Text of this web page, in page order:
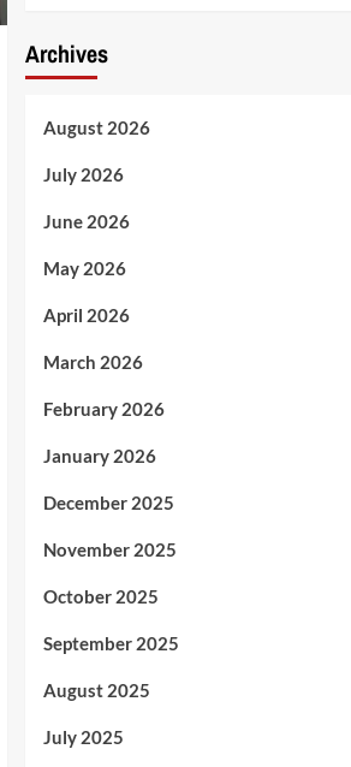
Archives
August 2026
July 2026
June 2026
May 2026
April 2026
March 2026
February 2026
January 2026
December 2025
November 2025
October 2025
September 2025
August 2025
July 2025